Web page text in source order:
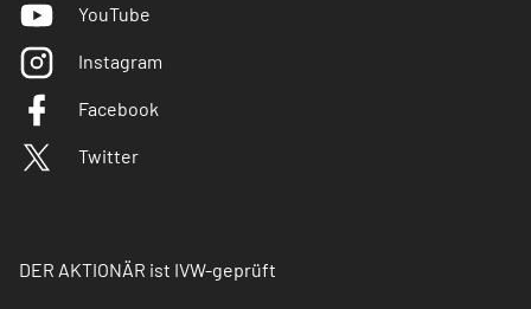
YouTube
Instagram
Facebook
Twitter
DER AKTIONÄR ist IVW-geprüft